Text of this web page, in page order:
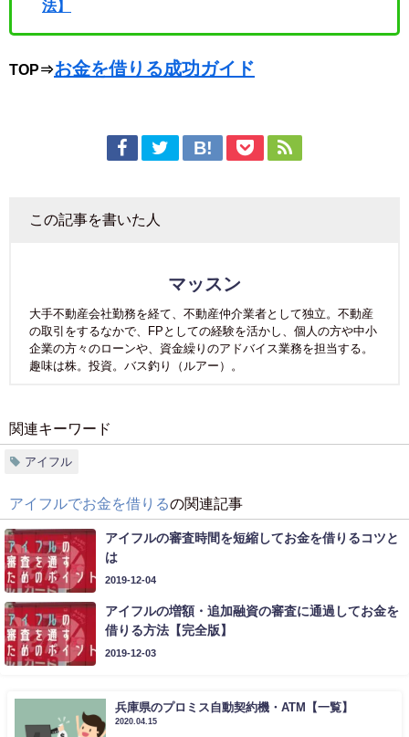
法】
TOP⇒お金を借りる成功ガイド
この記事を書いた人
マッスン
大手不動産会社勤務を経て、不動産仲介業者として独立。不動産
の取引をするなかで、FPとしての経験を活かし、個人の方や中小
企業の方々のローンや、資金繰りのアドバイス業務を担当する。
趣味は株。投資。バス釣り（ルアー）。
関連キーワード
アイフル
アイフルでお金を借りるの関連記事
アイフルの審査時間を短縮してお金を借りるコツと
は
2019-12-04
アイフルの増額・追加融資の審査に通過してお金を
借りる方法【完全版】
2019-12-03
兵庫県のプロミス自動契約機・ATM【一覧】
2020.04.15